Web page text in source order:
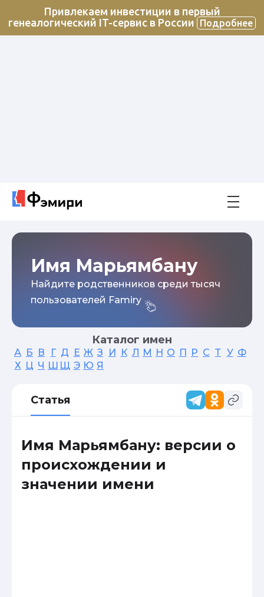
Привлекаем инвестиции в первый
генеалогический IT-сервис в России
Подробнее
Имя Марьямбану
Найдите родственников среди тысяч
пользователей Famiry
Каталог имен
А Б В Г Д Е Ж З И К Л М Н О П Р С Т У Ф
Х Ц Ч Ш Щ Э Ю Я
Статья
Имя Марьямбану: версии о
происхождении и
значении имени